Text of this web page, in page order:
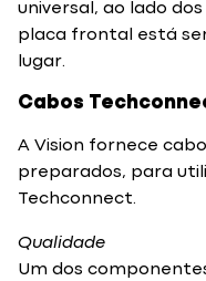
universal, ao lado
placa frontal está
lugar.
Cabos
A Vision fornece
preparados, para
Techconnect.
Qualidade
Um dos